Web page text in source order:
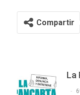
Compartir
La